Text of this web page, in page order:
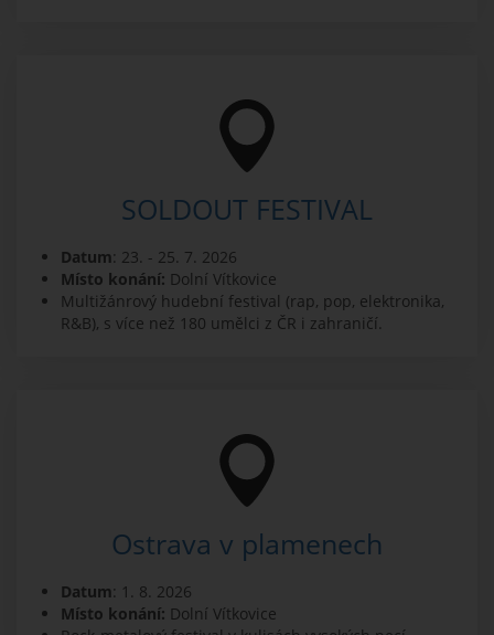
SOLDOUT FESTIVAL
Datum: 23. - 25. 7. 2026
Místo konání: Dolní Vítkovice
Multižánrový hudební festival (rap, pop, elektronika,
R&B), s více než 180 umělci z ČR i zahraničí.
Ostrava v plamenech
Datum: 1. 8. 2026
Místo konání: Dolní Vítkovice